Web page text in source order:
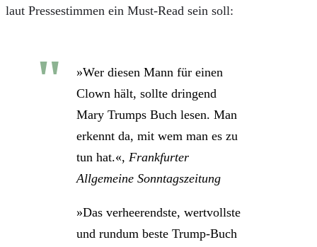
laut Pressestimmen ein Must-Read sein soll:
»Wer diesen Mann für einen
Clown hält, sollte dringend
Mary Trumps Buch lesen. Man
erkennt da, mit wem man es zu
tun hat.«, Frankfurter
Allgemeine Sonntagszeitung
»Das verheerendste, wertvollste
und rundum beste Trump-Buch